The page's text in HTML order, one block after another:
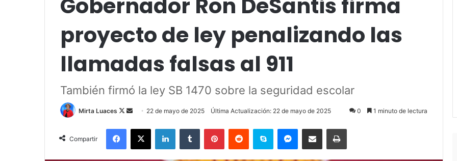
proyecto de ley penalizando las
llamadas falsas al 911
También firmó la ley SB 1470 sobre la seguridad escolar
Mirta Luaces
F
22 de mayo de 2025 Última Actualización: 22 de mayo de 2025 0 1 minuto de lectura
Compartir